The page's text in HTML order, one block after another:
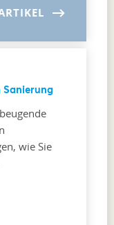
Sanierung
wie Sie